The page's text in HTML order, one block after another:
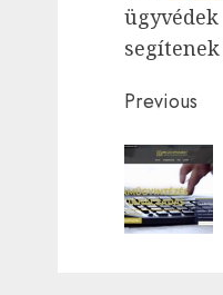
Post
Previous